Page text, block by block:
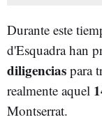
Durante este
d'Esquadra han
diligencias para
realmente aquel
Montserrat.